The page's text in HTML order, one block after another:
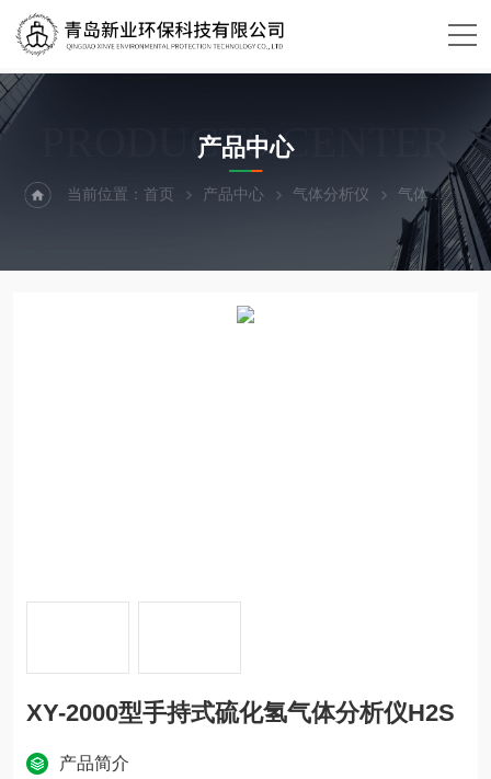
PRODUCTS CENTER
产品中心
当前位置：首页 产品中心 气体分析仪 气体 XY-
XY-2000型手持式硫化氢气体分析仪H2S
产品简介